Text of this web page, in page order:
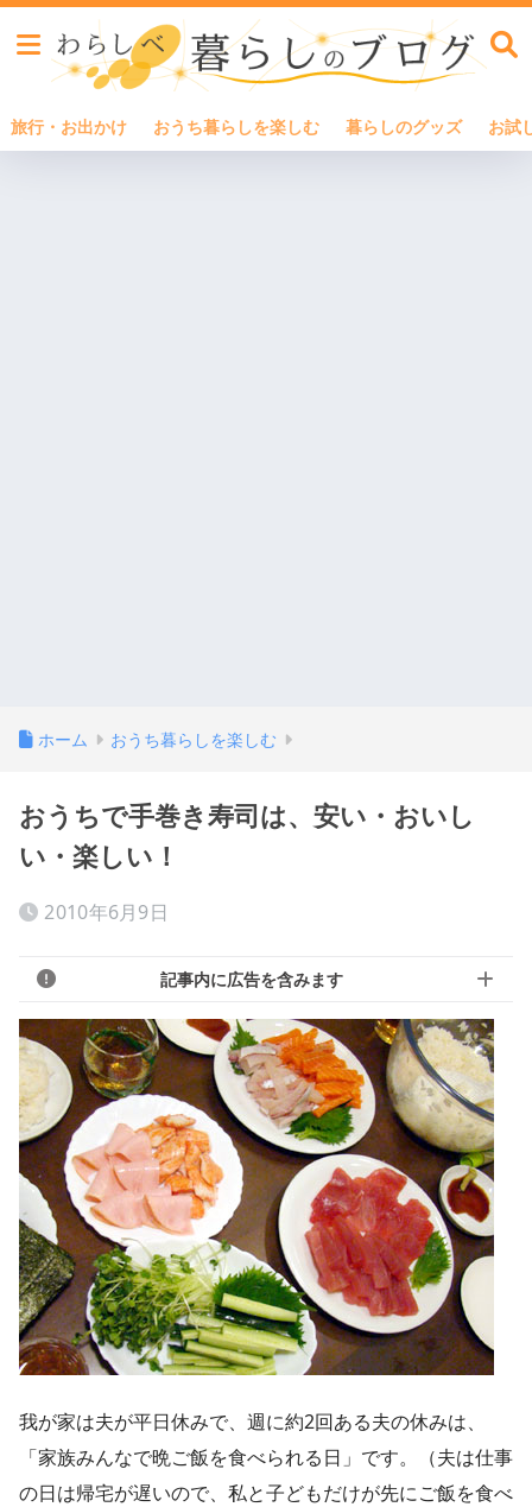
旅行・お出かけ おうち暮らしを楽しむ 暮らしのグッズ お試
ホーム おうち暮らしを楽しむ
おうちで手巻き寿司は、安い・おいし
い・楽しい！
2010年6月9日
記事内に広告を含みます
我が家は夫が平日休みで、週に約2回ある夫の休みは、
「家族みんなで晩ご飯を食べられる日」です。（夫は仕事
の日は帰宅が遅いので、私と子どもだけが先にご飯を食べ